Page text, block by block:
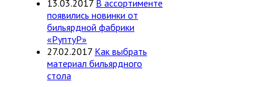
13.03.2017 В ассортименте
появились новинки от
бильярдной фабрики
«РуптуР»
27.02.2017 Как выбрать
материал бильярдного
стола